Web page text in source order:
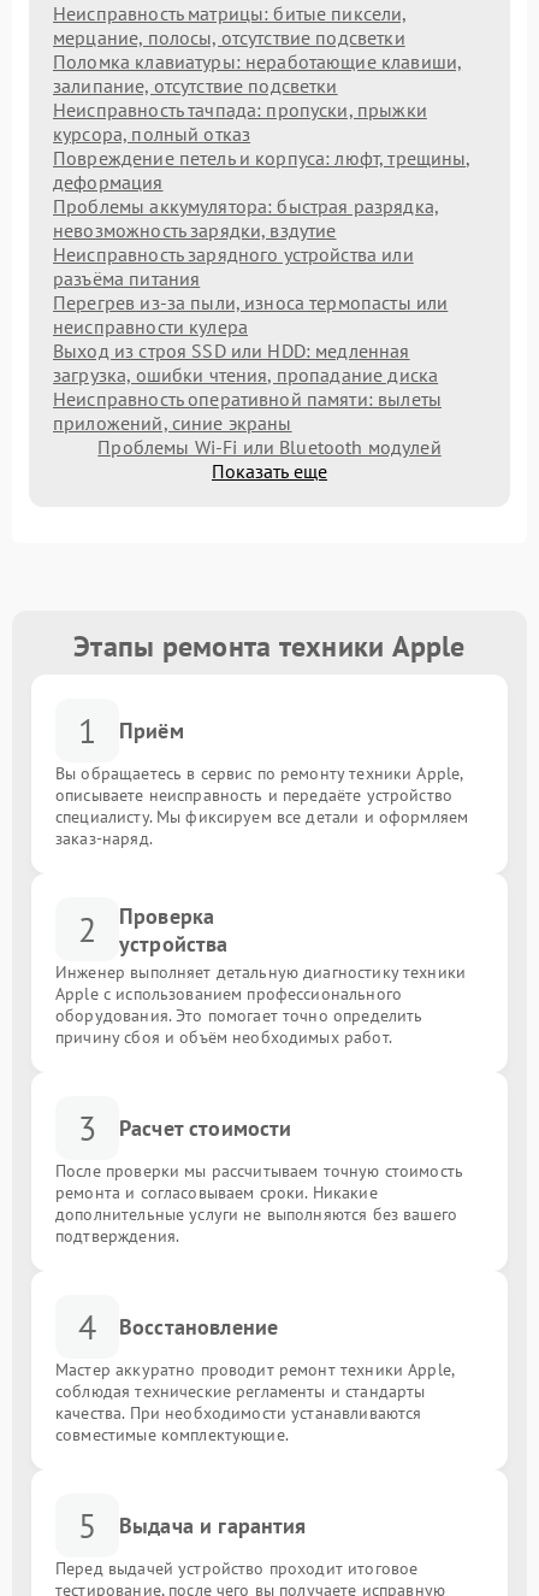
Неисправность матрицы: битые пиксели,
мерцание, полосы, отсутствие подсветки
Поломка клавиатуры: неработающие клавиши,
залипание, отсутствие подсветки
Неисправность тачпада: пропуски, прыжки
курсора, полный отказ
Повреждение петель и корпуса: люфт, трещины,
деформация
Проблемы аккумулятора: быстрая разрядка,
невозможность зарядки, вздутие
Неисправность зарядного устройства или
разъёма питания
Перегрев из‑за пыли, износа термопасты или
неисправности кулера
Выход из строя SSD или HDD: медленная
загрузка, ошибки чтения, пропадание диска
Неисправность оперативной памяти: вылеты
приложений, синие экраны
Проблемы Wi‑Fi или Bluetooth модулей
Показать еще
Этапы ремонта техники Apple
1 Приём
Вы обращаетесь в сервис по ремонту техники Apple,
описываете неисправность и передаёте устройство
специалисту. Мы фиксируем все детали и оформляем
заказ-наряд.
2
Проверка
устройства
Инженер выполняет детальную диагностику техники
Apple с использованием профессионального
оборудования. Это помогает точно определить
причину сбоя и объём необходимых работ.
3 Расчет стоимости
После проверки мы рассчитываем точную стоимость
ремонта и согласовываем сроки. Никакие
дополнительные услуги не выполняются без вашего
подтверждения.
4 Восстановление
Мастер аккуратно проводит ремонт техники Apple,
соблюдая технические регламенты и стандарты
качества. При необходимости устанавливаются
совместимые комплектующие.
5 Выдача и гарантия
Перед выдачей устройство проходит итоговое
тестирование, после чего вы получаете исправную